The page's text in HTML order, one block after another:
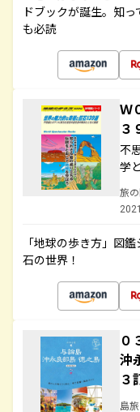
ドブックが誕生。知
も必読
Ｗ
３
不
学
旅
「地球の歩き方」図
石の世界！
沖
３
島旅